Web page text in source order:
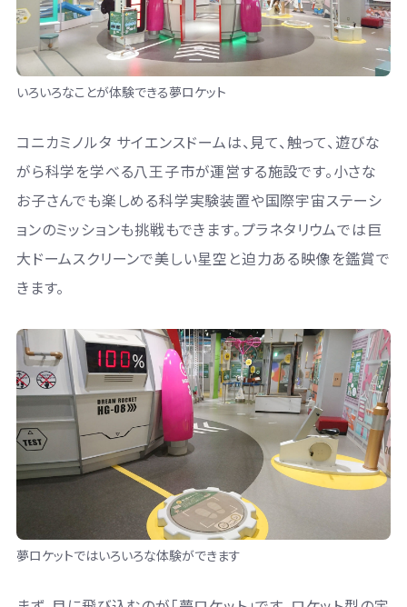
いろいろなことが体験できる夢ロケット
コニカミノルタ サイエンスドームは、見て、触って、遊びな
がら科学を学べる八王子市が運営する施設です。小さな
お子さんでも楽しめる科学実験装置や国際宇宙ステーシ
ョンのミッションも挑戦もできます。プラネタリウムでは巨
大ドームスクリーンで美しい星空と迫力ある映像を鑑賞で
きます。
夢ロケットではいろいろな体験ができます